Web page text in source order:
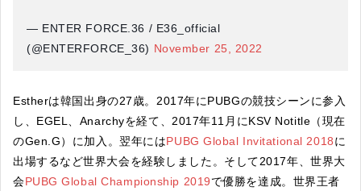
— ENTER FORCE.36 / E36_official
(@ENTERFORCE_36) November 25, 2022
Estherは韓国出身の27歳。2017年にPUBGの競技シーンに参入
し、EGEL、Anarchyを経て、2017年11月にKSV Notitle（現在
のGen.G）に加入。翌年にはPUBG Global Invitational 2018に
出場するなど世界大会を経験しました。そして2017年、世界大
会PUBG Global Championship 2019で優勝を達成。世界王者